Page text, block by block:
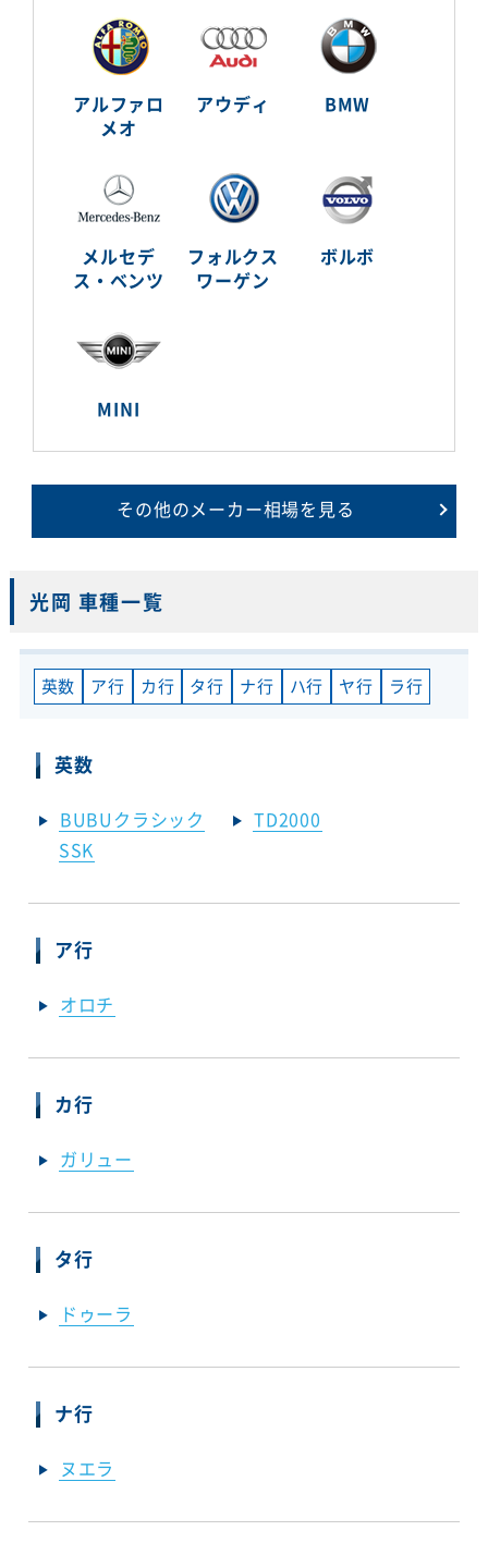
アルファロ
メオ
アウディ BMW
メルセデ
ス・ベンツ
フォルクス
ワーゲン
ボルボ
MINI
その他のメーカー相場を見る
光岡 車種一覧
英数 ア行 カ行 タ行 ナ行 ハ行 ヤ行 ラ行
英数
BUBUクラシック
SSK
TD2000
ア行
オロチ
カ行
ガリュー
タ行
ドゥーラ
ナ行
ヌエラ